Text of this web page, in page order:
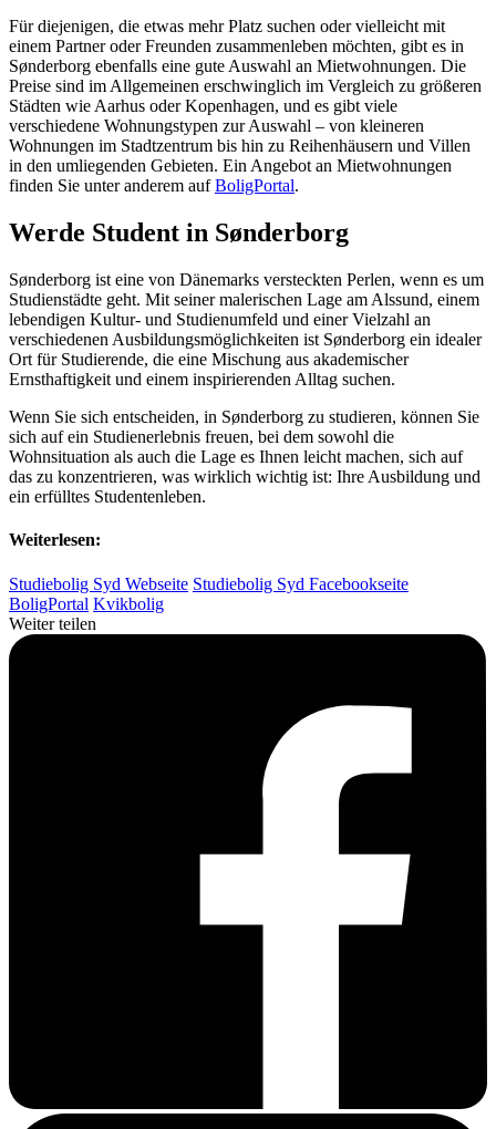
Für diejenigen, die etwas mehr Platz suchen oder vielleicht mit
einem Partner oder Freunden zusammenleben möchten, gibt es in
Sønderborg ebenfalls eine gute Auswahl an Mietwohnungen. Die
Preise sind im Allgemeinen erschwinglich im Vergleich zu größeren
Städten wie Aarhus oder Kopenhagen, und es gibt viele
verschiedene Wohnungstypen zur Auswahl – von kleineren
Wohnungen im Stadtzentrum bis hin zu Reihenhäusern und Villen
in den umliegenden Gebieten. Ein Angebot an Mietwohnungen
finden Sie unter anderem aufBoligPortal.
Werde Student in Sønderborg
Sønderborg ist eine von Dänemarks versteckten Perlen, wenn es um
Studienstädte geht. Mit seiner malerischen Lage am Alssund, einem
lebendigen Kultur- und Studienumfeld und einer Vielzahl an
verschiedenen Ausbildungsmöglichkeiten ist Sønderborg ein idealer
Ort für Studierende, die eine Mischung aus akademischer
Ernsthaftigkeit und einem inspirierenden Alltag suchen.
Wenn Sie sich entscheiden, in Sønderborg zu studieren, können Sie
sich auf ein Studienerlebnis freuen, bei dem sowohl die
Wohnsituation als auch die Lage es Ihnen leicht machen, sich auf
das zu konzentrieren, was wirklich wichtig ist: Ihre Ausbildung und
ein erfülltes Studentenleben.
Weiterlesen:
Studiebolig Syd Webseite Studiebolig Syd Facebookseite
BoligPortal Kvikbolig
Weiter teilen